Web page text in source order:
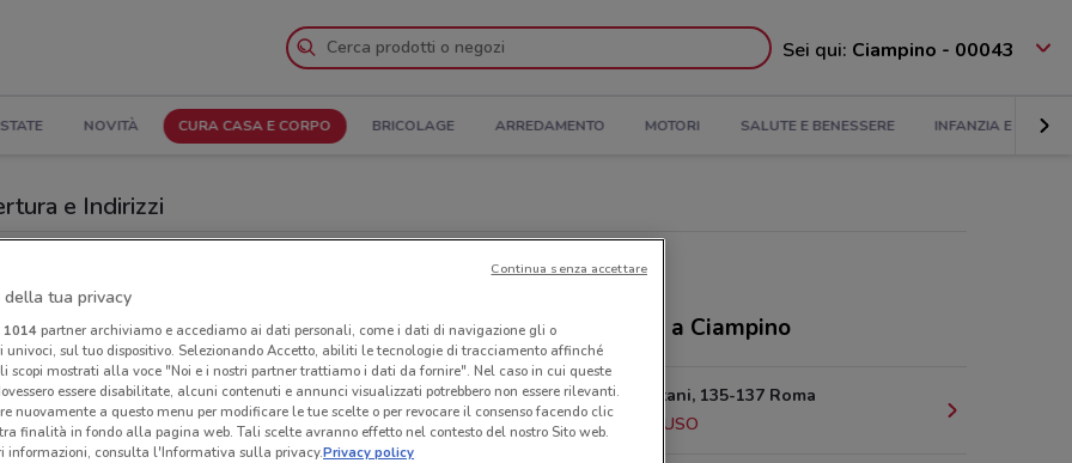
Sei qui: Ciampino - 00043
NOVITÀ CURA CASA E CORPO BRICOLAGE ARREDAMENTO MOTORI SALUTE E BENESSERE INFANZIA E GIOCHI
e Indirizzi
Negozi Caddy's a Ciampino
Via dei Castani, 135-137 Roma
9.4 km
CHIUSO
della tua privacy
1014partner archiviamo e accediamo ai dati personali, come i dati di navigazione gli o
sul tuo dispositivo. Selezionando Accetto, abiliti le tecnologie di tracciamento affinché
scopi mostrati alla voce "Noi e i nostri partner trattiamo i dati da fornire". Nel caso in cui queste
essere disabilitate, alcuni contenuti e annunci visualizzati potrebbero non essere rilevanti.
nuovamente a questo menu per modificare le tue scelte o per revocare il consenso facendo clic
finalità in fondo alla pagina web. Tali scelte avranno effetto nel contesto del nostro Sito web.
informazioni, consulta l'Informativa sulla privacy.Privacy policy
Continua senza accettare